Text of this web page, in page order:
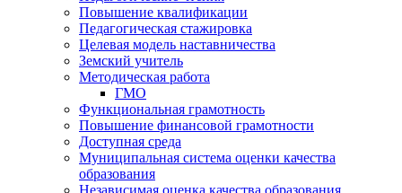
Повышение квалификации
Педагогическая стажировка
Целевая модель наставничества
Земский учитель
Методическая работа
ГМО
Функциональная грамотность
Повышение финансовой грамотности
Доступная среда
Муниципальная система оценки качества
образования